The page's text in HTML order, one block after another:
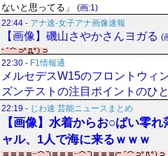
ないと思ってる」
(画:1)
22:44 - アナ速‐女子アナ画像速報
【画像】磯山さやかさんヨガる (
22:30 - F1情報通
メルセデスW15のフロントウィ
ズンテストの注目ポイントのひ
22:19 - じわ速 芸能ニュースまとめ
【画像】水着からお○ぱい零
ャル、1人で海に来るｗｗｗ